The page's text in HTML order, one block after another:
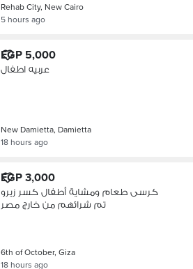
Rehab City, New Cairo
5 hours ago
EGP 5,000
عربيه اطفال
New Damietta, Damietta
18 hours ago
EGP 3,000
كرسى طعام ومشاية أطفال كسر زيرو
تم شرائهم من خارج مصر
6th of October, Giza
18 hours ago